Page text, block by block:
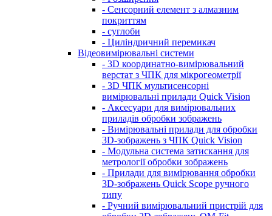
- Сенсорний елемент з алмазним
покриттям
- суглоби
- Циліндричний перемикач
Відеовимірювальні системи
- 3D координатно-вимірювальний
верстат з ЧПК для мікрогеометрії
- 3D ЧПК мультисенсорні
вимірювальні прилади Quick Vision
- Аксесуари для вимірювальних
приладів обробки зображень
- Вимірювальні прилади для обробки
3D-зображень з ЧПК Quick Vision
- Модульна система затискання для
метрології обробки зображень
- Прилади для вимірювання обробки
3D-зображень Quick Scope ручного
типу
- Ручний вимірювальний пристрій для